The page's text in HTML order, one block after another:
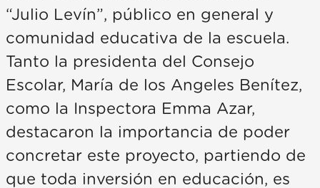
“Julio Levín”, público en general y
comunidad educativa de la escuela.
Tanto la presidenta del Consejo
Escolar, María de los Angeles Benítez,
como la Inspectora Emma Azar,
destacaron la importancia de poder
concretar este proyecto, partiendo de
que toda inversión en educación, es